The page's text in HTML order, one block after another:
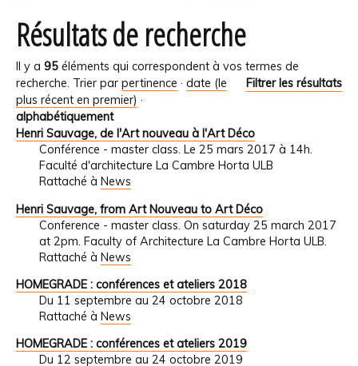
Résultats de recherche
Il y a 95 éléments qui correspondent à vos termes de
recherche.
Filtrer les résultats
Trier par pertinence · date (le
plus récent en premier) ·
alphabétiquement
Henri Sauvage, de l'Art nouveau à l'Art Déco
Conférence - master class. Le 25 mars 2017 à 14h.
Faculté d'architecture La Cambre Horta ULB
Rattaché à News
Henri Sauvage, from Art Nouveau to Art Déco
Conference - master class. On saturday 25 march 2017
at 2pm. Faculty of Architecture La Cambre Horta ULB.
Rattaché à News
HOMEGRADE : conférences et ateliers 2018
Du 11 septembre au 24 octobre 2018
Rattaché à News
HOMEGRADE : conférences et ateliers 2019
Du 12 septembre au 24 octobre 2019